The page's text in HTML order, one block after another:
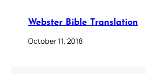
Webster Bible Translation
October 11, 2018